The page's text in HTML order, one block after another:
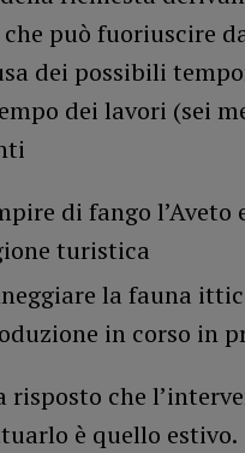
può fuoriuscire
dei possibili
dei lavori (sei
di fango
turistica
la fauna
in corso in
risposto che
è quello estivo.